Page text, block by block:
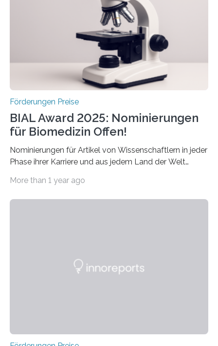
Preis aus. Er richtet sich gezielt an jüngere
Forscherinnen und Forscher unter 40 Jahren. Geehrt
werden soll eine herausragende Doktorarbeit oder eine
hochrangige wissenschaftliche Publikation zum Thema
Förderungen Preise
BIAL Award 2025: Nominierungen
für Biomedizin Offen!
Nominierungen für Artikel von Wissenschaftlern in jeder
Phase ihrer Karriere und aus jedem Land der Welt
Leben gerufen, um die bemerkenswertesten
Foundation, des BIAL Award in Biomedicine ist in
More than 1 year ago